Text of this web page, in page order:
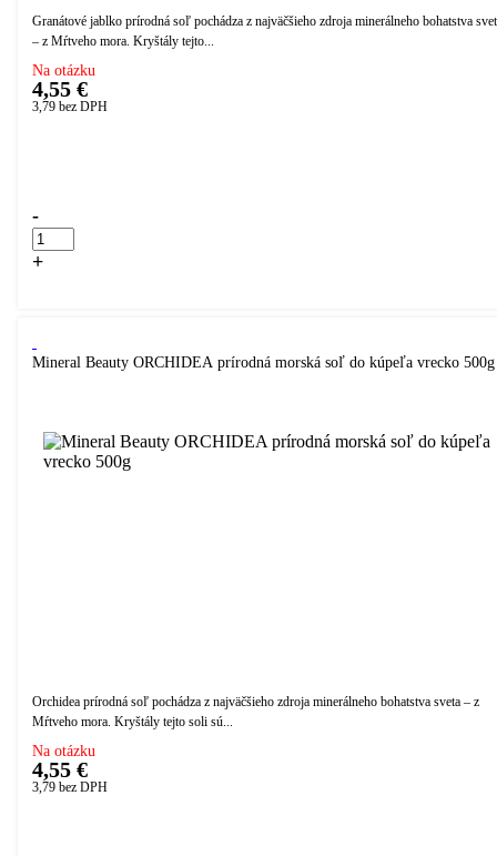
Granátové jablko prírodná soľ pochádza z najväčšieho zdroja minerálneho bohatstva
– z Mŕtveho mora. Kryštály tejto...
Na otázku
4,55 €
3,79 bez DPH
-
+
Mineral Beauty ORCHIDEA prírodná morská soľ do kúpeľa vrecko 500g
Orchidea prírodná soľ pochádza z najväčšieho zdroja minerálneho bohatstva sveta – z
Mŕtveho mora. Kryštály tejto soli sú...
Na otázku
4,55 €
3,79 bez DPH